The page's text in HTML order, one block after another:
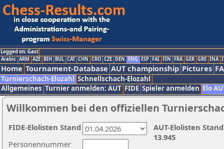
Logged on: Gast
Arabic ARM AZE BIH BUL CAT CHN CRO CZE DEN ENG ESP FAI FIN FRA GER GRE INA
Home Tournament-Database AUT championship Pictures
Turnierschach-Elozahl Schnellschach-Elozahl
Allgemeines Turnier anmelden: AUT FIDE Spieler anmelden Elo
Willkommen bei den offiziellen
Personennummer
AUT-Elolisten
13.945
FIDE-Elolisten Stand